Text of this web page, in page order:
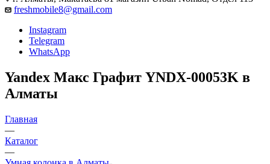
freshmobile8@gmail.com
Instagram
Telegram
WhatsApp
Yandex Макс Графит YNDX-00053K в
Алматы
Главная
—
Каталог
—